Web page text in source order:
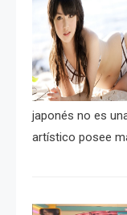
japonés no es
artístico posee